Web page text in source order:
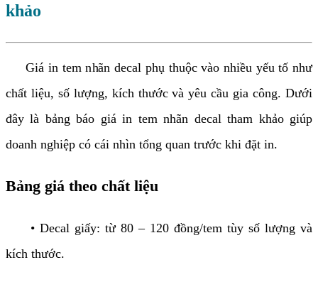
khảo
Giá in tem nhãn decal phụ thuộc vào nhiều yếu tố như
chất liệu, số lượng, kích thước và yêu cầu gia công. Dưới
đây là bảng báo giá in tem nhãn decal tham khảo giúp
doanh nghiệp có cái nhìn tổng quan trước khi đặt in.
Bảng giá theo chất liệu
• Decal giấy: từ 80 – 120 đồng/tem tùy số lượng và
kích thước.